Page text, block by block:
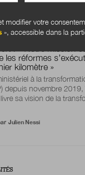
les réformes
kilomètre »
à la
depuis novembre 2019,
sa vision de la
Julien Nessi
modifier votre
», accessible dans la